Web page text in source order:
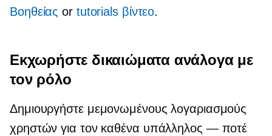
Bοηθείας or tutorials βίντεο.
Εκχωρήστε δικαιώματα ανάλογα με
τον ρόλο
Δημιουργήστε μεμονωμένους λογαριασμούς
χρηστών για τον καθένα υπάλληλος — ποτέ